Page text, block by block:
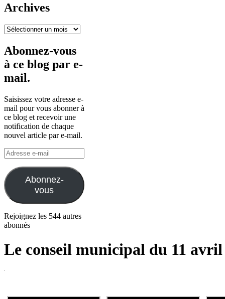
Archives
Archives
Abonnez-vous
à ce blog par e-
mail.
Saisissez votre adresse e-
mail pour vous abonner à
ce blog et recevoir une
notification de chaque
nouvel article par e-mail.
Adresse
e-
mail
Abonnez-
vous
Rejoignez les 544 autres
abonnés
Le conseil municipal du 11 avril